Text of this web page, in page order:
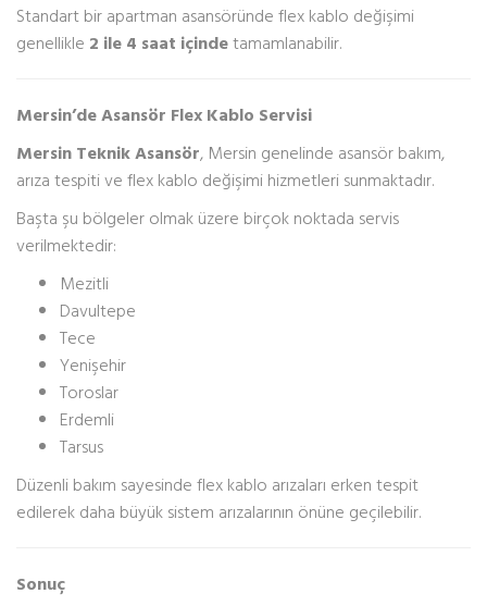
Standart bir apartman asansöründe flex kablo değişimi
genellikle 2 ile 4 saat içindetamamlanabilir.
Mersin’de Asansör Flex Kablo Servisi
Mersin Teknik Asansör, Mersin genelinde asansör bakım,
arıza tespiti ve flex kablo değişimi hizmetleri sunmaktadır.
Başta şu bölgeler olmak üzere birçok noktada servis
verilmektedir:
Mezitli
Davultepe
Tece
Yenişehir
Toroslar
Erdemli
Tarsus
Düzenli bakım sayesinde flex kablo arızaları erken tespit
edilerek daha büyük sistem arızalarının önüne geçilebilir.
Sonuç